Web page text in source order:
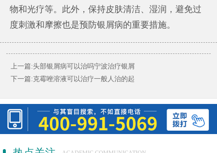
物和光疗等。此外，保持皮肤清洁、湿润，避免过
度刺激和摩擦也是预防银屑病的重要措施。
上一篇:头部银屑病可以治吗宁波治疗银屑
下一篇:克霉唑溶液可以治疗一般人治的起